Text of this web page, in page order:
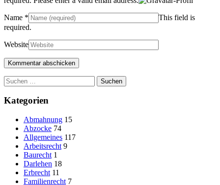
Name *
This field is
required.
Website
Suchen
nach:
Kategorien
Abmahnung 15
Abzocke 74
Allgemeines 117
Arbeitsrecht 9
Baurecht 1
Darlehen 18
Erbrecht 11
Familienrecht 7